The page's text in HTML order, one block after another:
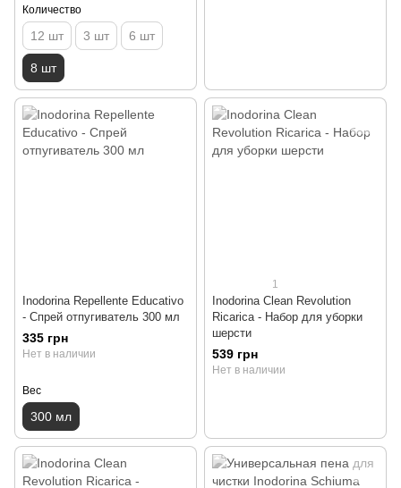
Количество
12 шт 3 шт 6 шт
8 шт
Inodorina Repellente Educativo
- Спрей отпугиватель 300 мл
335 грн
Нет в наличии
Вес
300 мл
1
Inodorina Clean Revolution
Ricarica - Набор для уборки
шерсти
539 грн
Нет в наличии